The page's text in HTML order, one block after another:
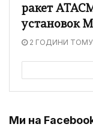
ракет
установок
2 ГОДИНИ ТОМУ
Ми на